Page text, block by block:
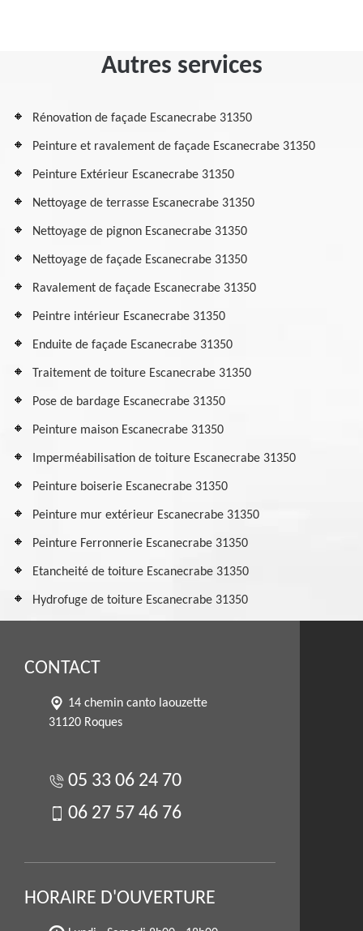
Autres services
Rénovation de façade Escanecrabe 31350
Peinture et ravalement de façade Escanecrabe 31350
Peinture Extérieur Escanecrabe 31350
Nettoyage de terrasse Escanecrabe 31350
Nettoyage de pignon Escanecrabe 31350
Nettoyage de façade Escanecrabe 31350
Ravalement de façade Escanecrabe 31350
Peintre intérieur Escanecrabe 31350
Enduite de façade Escanecrabe 31350
Traitement de toiture Escanecrabe 31350
Pose de bardage Escanecrabe 31350
Peinture maison Escanecrabe 31350
Imperméabilisation de toiture Escanecrabe 31350
Peinture boiserie Escanecrabe 31350
Peinture mur extérieur Escanecrabe 31350
Peinture Ferronnerie Escanecrabe 31350
Etancheité de toiture Escanecrabe 31350
Hydrofuge de toiture Escanecrabe 31350
CONTACT
14 chemin canto laouzette
31120 Roques
05 33 06 24 70
06 27 57 46 76
HORAIRE D'OUVERTURE